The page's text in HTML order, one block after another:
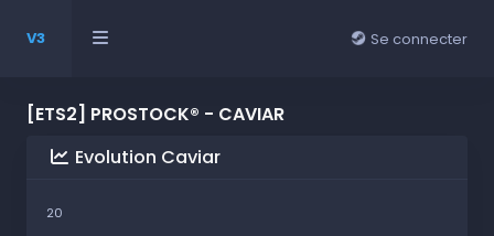
V3 Se connecter
[ETS2] PROSTOCK® - CAVIAR
Evolution Caviar
20